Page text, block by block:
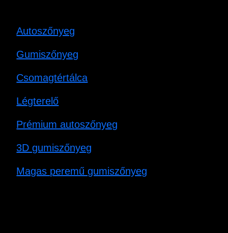
Autoszőnyeg
Gumiszőnyeg
Csomagtértálca
Légterelő
Prémium autoszőnyeg
3D gumiszőnyeg
Magas peremű gumiszőnyeg